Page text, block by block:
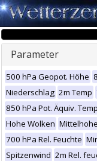
Parameter
500 hPa Geopot. Höhe
Niederschlag 2m Temp
850 hPa Pot. Äquiv. Temp
Hohe Wolken
700 hPa Rel. Feuchte
Spitzenwind 2m Rel.